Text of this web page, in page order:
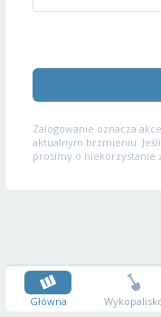
Zalogowanie oznacza
aktualnym brzmieniu.
prosimy o niekorzystanie
Główna